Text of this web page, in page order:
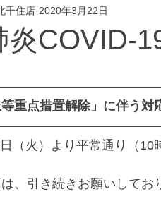
炎COVID-
千住店 2020年3月22日
等重点措置解除」に伴う
（火）より平常通り（10
、引き続きお願いしてお